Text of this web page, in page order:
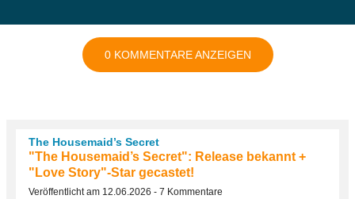
0 KOMMENTARE ANZEIGEN
The Housemaid’s Secret
"The Housemaid’s Secret": Release bekannt +
"Love Story"-Star gecastet!
Veröffentlicht am 12.06.2026 - 7 Kommentare